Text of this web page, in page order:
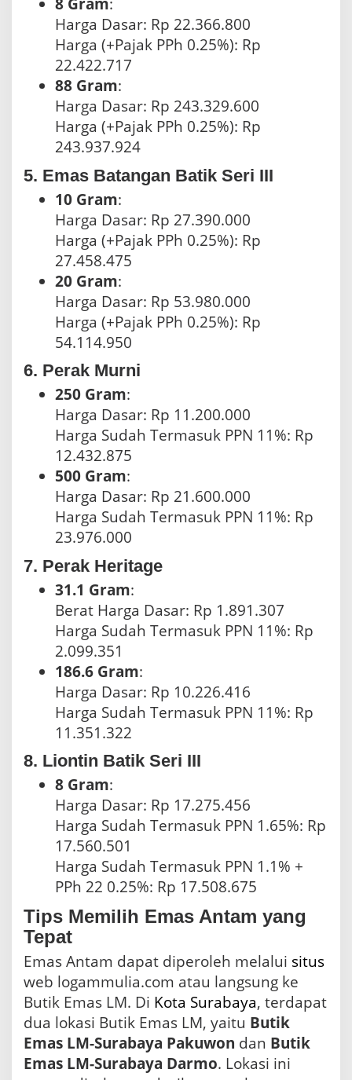
8 Gram:
Harga Dasar: Rp 22.366.800
Harga (+Pajak PPh 0.25%): Rp
22.422.717
88 Gram:
Harga Dasar: Rp 243.329.600
Harga (+Pajak PPh 0.25%): Rp
243.937.924
5. Emas Batangan Batik Seri III
10 Gram:
Harga Dasar: Rp 27.390.000
Harga (+Pajak PPh 0.25%): Rp
27.458.475
20 Gram:
Harga Dasar: Rp 53.980.000
Harga (+Pajak PPh 0.25%): Rp
54.114.950
6. Perak Murni
250 Gram:
Harga Dasar: Rp 11.200.000
Harga Sudah Termasuk PPN 11%: Rp
12.432.875
500 Gram:
Harga Dasar: Rp 21.600.000
Harga Sudah Termasuk PPN 11%: Rp
23.976.000
7. Perak Heritage
31.1 Gram:
Berat Harga Dasar: Rp 1.891.307
Harga Sudah Termasuk PPN 11%: Rp
2.099.351
186.6 Gram:
Harga Dasar: Rp 10.226.416
Harga Sudah Termasuk PPN 11%: Rp
11.351.322
8. Liontin Batik Seri III
8 Gram:
Harga Dasar: Rp 17.275.456
Harga Sudah Termasuk PPN 1.65%: Rp
17.560.501
Harga Sudah Termasuk PPN 1.1% +
PPh 22 0.25%: Rp 17.508.675
Tips Memilih Emas Antam yang
Tepat
Emas Antam dapat diperoleh melalui situs
web logammulia.com atau langsung ke
Butik Emas LM. Di Kota Surabaya, terdapat
dua lokasi Butik Emas LM, yaitu Butik
Emas LM-Surabaya Pakuwon dan Butik
Emas LM-Surabaya Darmo. Lokasi ini